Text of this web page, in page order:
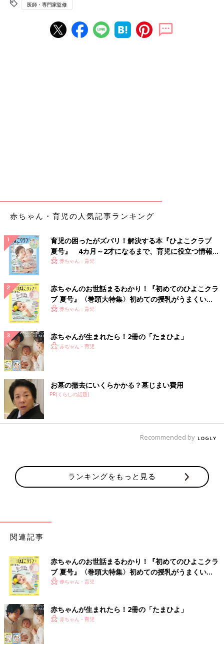
意が必要です。また、そのなかでも姿勢の悪化は、肩こり・便秘
がることもあります。
腸腰筋にアプローチすることで姿勢の改善や足腰の健康維持など
姿勢を改善できる
腸腰筋を鍛えることで骨盤が正しい位置をキープできるようにな
り、自然なS字姿勢を維持しやすくなります。そのため、反り腰
や猫背などの姿勢の改善につながるでしょう。これにより、腰痛
や肩こりの解消にも効果が期待できます。
っこりおなかなどが解消されることで見た目がスッキリしたり、
「だらしない」「自信がなさそう」などの印象が薄くなり、第一
印象がよくなったりしやすくなります。
足腰の健康を維持できる
腸腰筋が硬いと股関節の動きが悪くなってつまづきやすくなった
り、歩行時に足腰に負担がかかったりする場合があります。その
ため、日頃から意識して動かすことで、これらの不調が軽減でき
ここからは、具体的なストレッチ方法についてご紹介します。家
で手軽にできるので、ぜひチャレンジしてみてくださいね。
医師・専門家監修
赤ちゃん・育児の人気記事ランキング
育児の困ったがズバリ！解決する本『ひよこクラブ
夏号』 4カ月～2才になるまで、育児に役立つ情報が
いっぱい！
赤ちゃん・育児
赤ちゃんのお世話まるわかり！『初めてのひよこクラ
ブ 夏号』〈巻頭大特集〉初めての授乳がうまくい
く！ おっぱい・ミルクの基本と夏のトラブル 解決テ
赤ちゃん・育児
赤ちゃんが生まれたら！2冊の「たまひよ」
赤ちゃん・育児
お墓の撤去にいくらかかる？墓じまい費用
PR(くらしの話題)
Recommended by
ランキングをもっと見る
関連記事
赤ちゃんのお世話まるわかり！『初めてのひよこクラ
ブ 夏号』〈巻頭大特集〉初めての授乳がうまくい
く！ おっぱい・ミルクの基本と夏のトラブル 解決テ
赤ちゃん・育児
赤ちゃんが生まれたら！2冊の「たまひよ」
赤ちゃん・育児